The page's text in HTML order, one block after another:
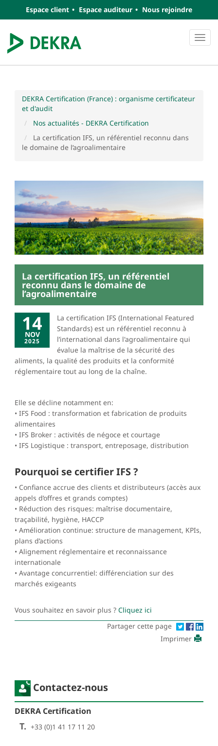
Espace client Espace auditeur Nous rejoindre
DEKRA Certification (France) : organisme certificateur
et d'audit
Nos actualités - DEKRA Certification
La certification IFS, un référentiel reconnu dans
le domaine de l’agroalimentaire
La certification IFS, un référentiel
reconnu dans le domaine de
l’agroalimentaire
14
NOV
2025
La certification IFS (International Featured
Standards) est un référentiel reconnu à
l’international dans l'agroalimentaire qui
évalue la maîtrise de la sécurité des
aliments, la qualité des produits et la conformité
réglementaire tout au long de la chaîne.
Elle se décline notamment en:
• IFS Food : transformation et fabrication de produits
alimentaires
• IFS Broker : activités de négoce et courtage
• IFS Logistique : transport, entreposage, distribution
Pourquoi se certifier IFS ?
• Confiance accrue des clients et distributeurs (accès aux
appels d’offres et grands comptes)
• Réduction des risques: maîtrise documentaire,
traçabilité, hygiène, HACCP
• Amélioration continue: structure de management, KPIs,
plans d’actions
• Alignement réglementaire et reconnaissance
internationale
• Avantage concurrentiel: différenciation sur des
marchés exigeants
Vous souhaitez en savoir plus ? Cliquez ici
Partager cette page
Imprimer
Contactez-nous
DEKRA Certification
T. +33 (0)1 41 17 11 20